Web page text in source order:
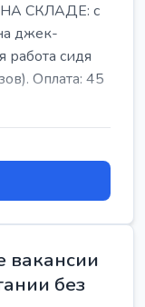
СКЛАДЕ: с
джек-
работа сидя
Оплата: 45
вакансии
без